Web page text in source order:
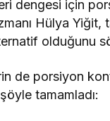
dengesi için
Hülya
olduğunu
de porsiyon
tamamladı: